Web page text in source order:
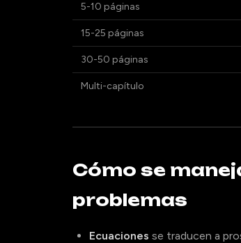
5-10 páginas
15-25 páginas
30-50 páginas
Multi-capítulo
Cómo se
problemas
Ecuaciones se traducen a